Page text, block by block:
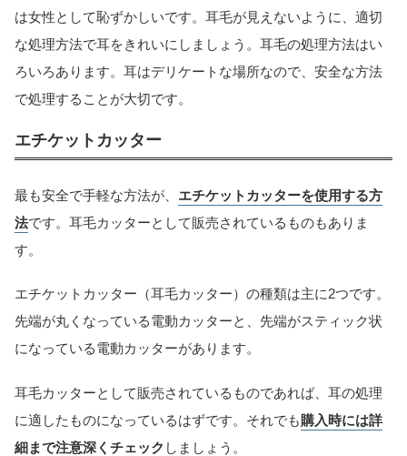
は女性として恥ずかしいです。耳毛が見えないように、適切
な処理方法で耳をきれいにしましょう。耳毛の処理方法はい
ろいろあります。耳はデリケートな場所なので、安全な方法
で処理することが大切です。
エチケットカッター
最も安全で手軽な方法が、 エチケットカッターを使用する方
法です。耳毛カッターとして販売されているものもありま
す。
エチケットカッター（耳毛カッター）の種類は主に2つです。
先端が丸くなっている電動カッターと、先端がスティック状
になっている電動カッターがあります。
耳毛カッターとして販売されているものであれば、耳の処理
に適したものになっているはずです。それでも 購入時には詳
細まで注意深くチェック しましょう。